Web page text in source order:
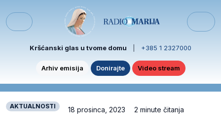
Menu
Kršćanski glas u tvome domu +385 1 2327000
Arhiv emisija Donirajte Video stream
AKTUALNOSTI 18 prosinca, 2023 2 minute čitanja